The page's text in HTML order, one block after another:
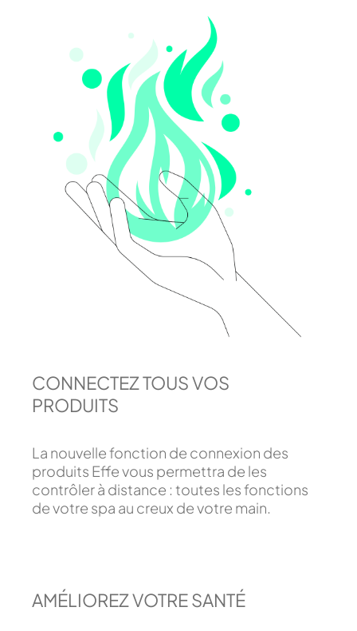
CONNECTEZ TOUS VOS
PRODUITS
La nouvelle fonction de connexion des
produits Effe vous permettra de les
contrôler à distance : toutes les fonctions
de votre spa au creux de votre main.
AMÉLIOREZ VOTRE SANTÉ